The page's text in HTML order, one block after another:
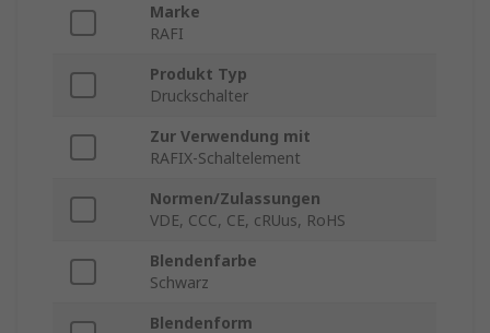
Marke
RAFI
Produkt Typ
Druckschalter
Zur Verwendung mit
RAFIX-Schaltelement
Normen/Zulassungen
VDE, CCC, CE, cRUus, RoHS
Blendenfarbe
Schwarz
Blendenform